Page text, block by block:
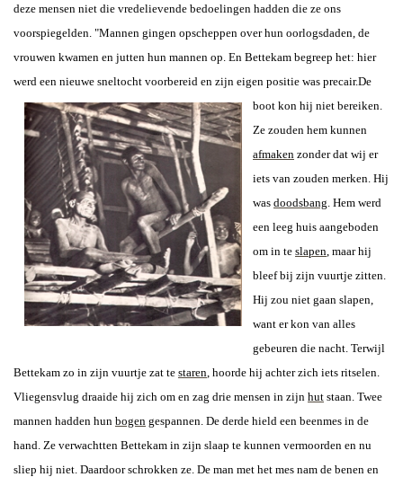
deze mensen niet die vredelievende bedoelingen hadden die ze ons
voorspiegelden. "Mannen gingen opscheppen over hun oorlogsdaden, de
vrouwen kwamen en jutten hun mannen op. En Bettekam begreep het: hier
werd een nieuwe sneltocht voorbereid en zijn eigen positie was precair.De
boot kon hij niet bereiken.
Ze zouden hem kunnen
afmaken zonder dat wij er
iets van zouden merken. Hij
was doodsbang . Hem werd
een leeg huis aangeboden
om in te slapen , maar hij
bleef bij zijn vuurtje zitten.
Hij zou niet gaan slapen,
want er kon van alles
gebeuren die nacht. Terwijl
Bettekam zo in zijn vuurtje zat te staren , hoorde hij achter zich iets ritselen.
Vliegensvlug draaide hij zich om en zag drie mensen in zijn hut staan. Twee
mannen hadden hun bogen gespannen. De derde hield een beenmes in de
hand. Ze verwachtten Bettekam in zijn slaap te kunnen vermoorden en nu
sliep hij niet. Daardoor schrokken ze. De man met het mes nam de benen en